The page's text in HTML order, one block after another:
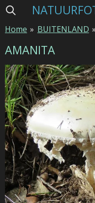
Ga
naar
de
Home » BUITENLAND »
AMANITA